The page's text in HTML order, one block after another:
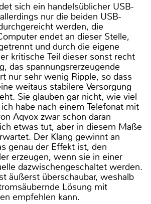
sich ein handelsüblicher USB-
nur die beiden USB-
werden, die
endet an dieser Stelle,
und durch die eigene
kritische Teil dieser sonst recht
das spannungsrerzeugende
nur sehr wenig Ripple, so dass
weitaus stabilere Versorgung
Sie glauben gar nicht, wie viel
habe nach einem Telefonat mit
Aqvox zwar schon daran
etwas tut, aber in diesem Maße
Der Klang gewinnt an
genau der Effekt ist, den
erzeugen, wenn sie in einer
dazwischengeschaltet werden.
äußerst überschaubar, weshalb
Lösung mit
empfehlen kann.